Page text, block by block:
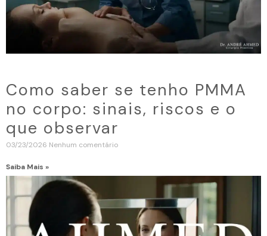
Como saber se tenho PMMA
no corpo: sinais, riscos e o
que observar
03/23/2026 Nenhum comentário
Saiba Mais »